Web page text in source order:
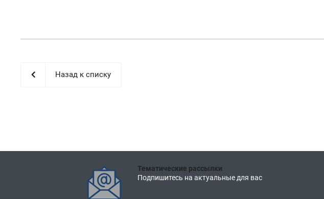
Назад к списку
Тематические рассылки
Подпишитесь на актуальные для вас